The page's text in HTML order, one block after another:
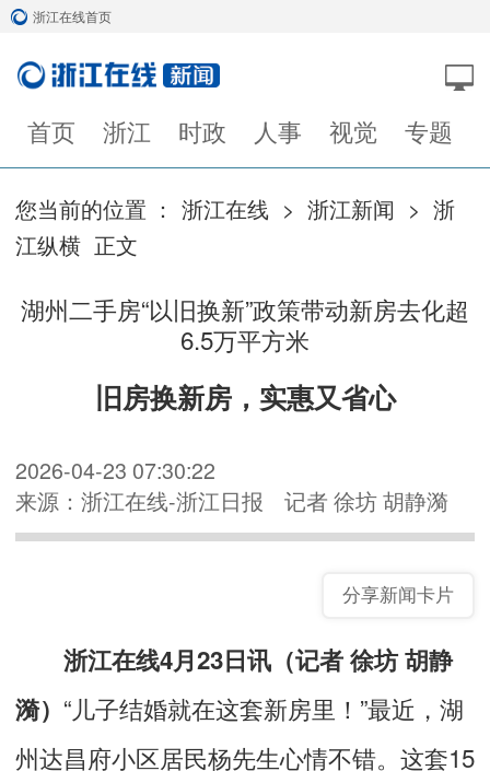
浙江在线首页
首页 浙江 时政 人事 视觉 专题
您当前的位置 ： 浙江在线 > 浙江新闻 > 浙
江纵横 正文
湖州二手房“以旧换新”政策带动新房去化超
6.5万平方米
旧房换新房，实惠又省心
2026-04-23 07:30:22
来源：浙江在线-浙江日报
记者 徐坊 胡静漪
分享新闻卡片
浙江在线4月23日讯（记者 徐坊 胡静
漪） “儿子结婚就在这套新房里！”最近，湖
州达昌府小区居民杨先生心情不错。这套15